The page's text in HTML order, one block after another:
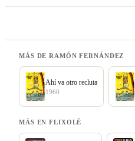
MÁS DE RAMÓN FERNÁNDEZ
Ahí va otro recluta
1960
MÁS EN FLIXOLÉ